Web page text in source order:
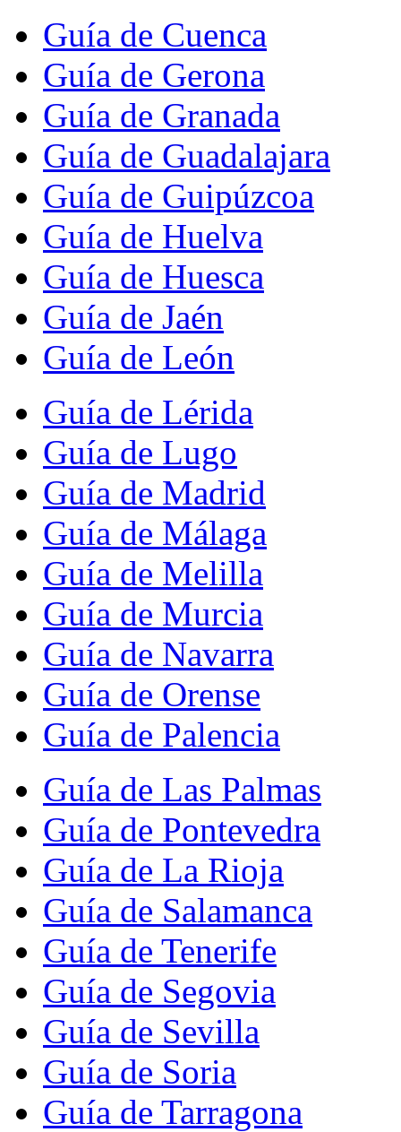
Guía de Cuenca
Guía de Gerona
Guía de Granada
Guía de Guadalajara
Guía de Guipúzcoa
Guía de Huelva
Guía de Huesca
Guía de Jaén
Guía de León
Guía de Lérida
Guía de Lugo
Guía de Madrid
Guía de Málaga
Guía de Melilla
Guía de Murcia
Guía de Navarra
Guía de Orense
Guía de Palencia
Guía de Las Palmas
Guía de Pontevedra
Guía de La Rioja
Guía de Salamanca
Guía de Tenerife
Guía de Segovia
Guía de Sevilla
Guía de Soria
Guía de Tarragona